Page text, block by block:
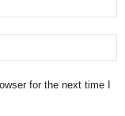
for the next time I